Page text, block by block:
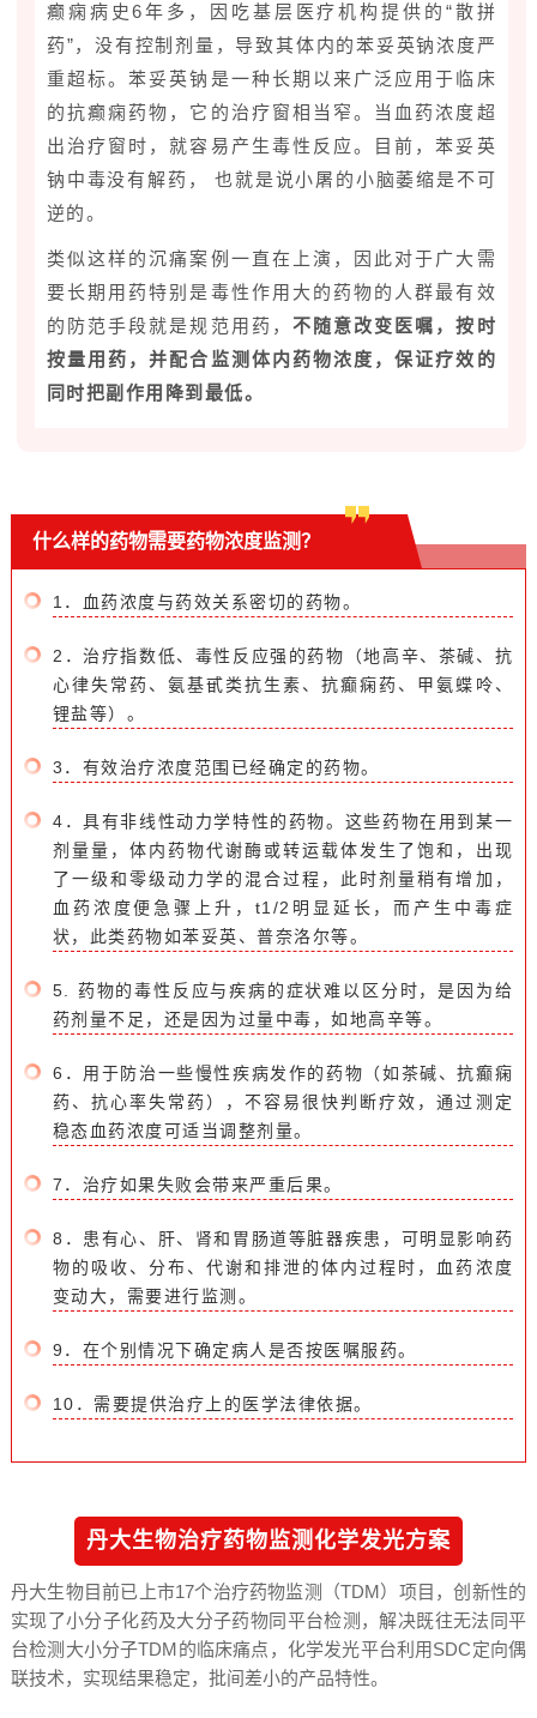
癫痫病史6年多，因吃基层医疗机构提供的“散拼
药”，没有控制剂量，导致其体内的苯妥英钠浓度严
重超标。苯妥英钠是一种长期以来广泛应用于临床
的抗癫痫药物 ，它的治疗窗相当窄。当血药浓度超
出治疗窗时，就容易产生毒性反应。目前，苯妥英
钠中毒没有解药， 也就是说小屠的小脑萎缩是不可
逆的。
类似这样的沉痛案例一直在上演，因此对于广大需
要长期用药特别是毒性作用大的药物的人群最有效
的防范手段就是规范用药， 不随意改变医嘱，按时
按量用药，并配合监测体内药物浓度，保证疗效的
同时把副作用降到最低。
什么样的药物需要药物浓度监测？
1．血药浓度与药效关系密切的药物。
2．治疗指数低、毒性反应强的药物（地高辛、茶碱、抗
心律失常药、氨基甙类抗生素、抗癫痫药、甲氨蝶呤、
锂盐等）。
3．有效治疗浓度范围已经确定的药物。
4．具有非线性动力学特性的药物。这些药物在用到某一
剂量量，体内药物代谢酶或转运载体发生了饱和，出现
了一级和零级动力学的混合过程，此时剂量稍有增加，
血药浓度便急骤上升，t1/2明显延长，而产生中毒症
状，此类药物如苯妥英、普奈洛尔等。
5. 药物的毒性反应与疾病的症状难以区分时，是因为给
药剂量不足，还是因为过量中毒，如地高辛等。
6．用于防治一些慢性疾病发作的药物（如茶碱、抗癫痫
药、抗心率失常药），不容易很快判断疗效，通过测定
稳态血药浓度可适当调整剂量。
7．治疗如果失败会带来严重后果。
8．患有心、肝、肾和胃肠道等脏器疾患，可明显影响药
物的吸收、分布、代谢和排泄的体内过程时，血药浓度
变动大，需要进行监测。
9．在个别情况下确定病人是否按医嘱服药。
10．需要提供治疗上的医学法律依据。
丹大生物治疗药物监测化学发光方案
丹大生物目前已上市17个治疗药物监测（TDM）项目，创新性的
实现了小分子化药及大分子药物同平台检测，解决既往无法同平
台检测大小分子TDM的临床痛点，化学发光平台利用SDC定向偶
联技术，实现结果稳定，批间差小的产品特性。